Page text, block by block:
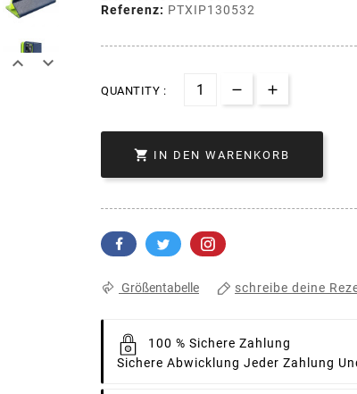
 
Referenz: PTXIP130532
QUANTITY :
 IN DEN WARENKORB
Größentabelle schreibe deine
100 % Sichere Zahlung
Sichere Abwicklung Jeder Zahlung